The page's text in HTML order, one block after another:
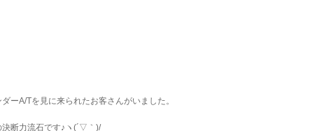
ーA/Tを見に来られたお客さんがいました。
断力流石です♪ヽ(´▽｀)/